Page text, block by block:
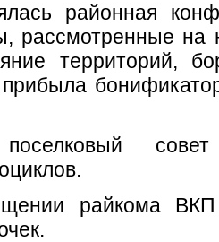
районная
рассмотренные на
территорий,
поселковый
райкома